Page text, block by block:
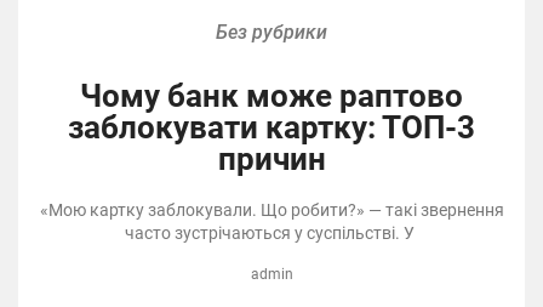
Без рубрики
Чому банк може раптово
заблокувати картку: ТОП-3
причин
«Мою картку заблокували. Що робити?» — такі звернення
часто зустрічаються у суспільстві. У
admin